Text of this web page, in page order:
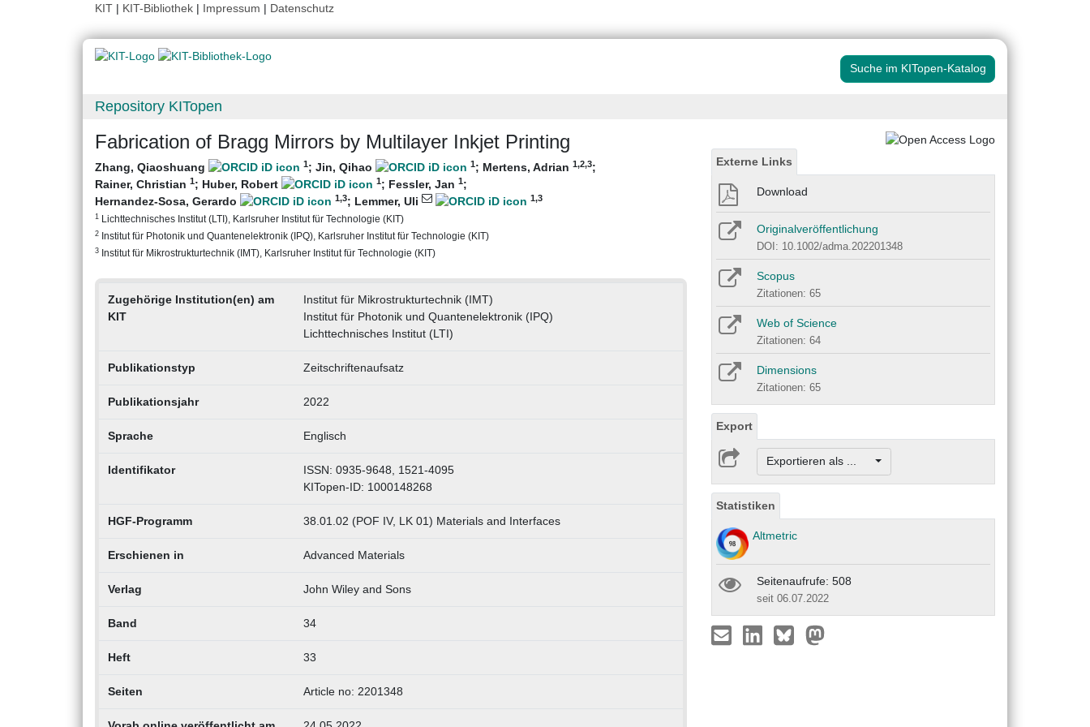
KIT | KIT-Bibliothek | Impressum | Datenschutz
Suche im KITopen-Katalog
Repository KITopen
Fabrication of Bragg Mirrors by Multilayer Inkjet Printing
Zhang, Qiaoshuang 1; Jin, Qihao 1; Mertens, Adrian 1,2,3;
Rainer, Christian 1; Huber, Robert 1; Fessler, Jan 1;
Hernandez-Sosa, Gerardo
1,3; Lemmer, Uli 1,3
1 Lichttechnisches Institut (LTI), Karlsruher Institut für Technologie (KIT)
2 Institut für Photonik und Quantenelektronik (IPQ), Karlsruher Institut für Technologie (KIT)
3 Institut für Mikrostrukturtechnik (IMT), Karlsruher Institut für Technologie (KIT)
Zugehörige Institution(en) am
KIT
Institut für Mikrostrukturtechnik (IMT)
Institut für Photonik und Quantenelektronik (IPQ)
Lichttechnisches Institut (LTI)
Publikationstyp Zeitschriftenaufsatz
Publikationsjahr 2022
Sprache Englisch
Identifikator
ISSN: 0935-9648, 1521-4095
KITopen-ID: 1000148268
HGF-Programm 38.01.02 (POF IV, LK 01) Materials and Interfaces
Erschienen in Advanced Materials
Verlag John Wiley and Sons
Band 34
Heft 33
Seiten Article no: 2201348
Externe Links
Download
Originalveröffentlichung
DOI: 10.1002/adma.202201348
Scopus
Zitationen: 65
Web of Science
Zitationen: 64
Dimensions
Zitationen: 65
Export
Exportieren als ...
Statistiken
Altmetric
Seitenaufrufe: 508
seit 06.07.2022